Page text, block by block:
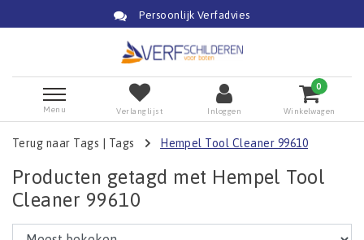
Persoonlijk Verfadvies
Menu Verlanglijst Inloggen
0
Winkelwagen
Terug naar Tags Tags Hempel Tool Cleaner 99610
Producten getagd met Hempel Tool
Cleaner 99610